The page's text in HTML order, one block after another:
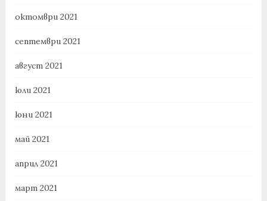
октомври 2021
септември 2021
август 2021
юли 2021
юни 2021
май 2021
април 2021
март 2021